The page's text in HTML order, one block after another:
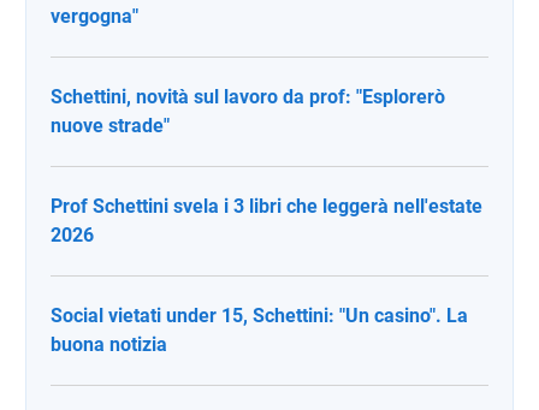
vergogna"
Schettini, novità sul lavoro da prof: "Esplorerò
nuove strade"
Prof Schettini svela i 3 libri che leggerà nell'estate
2026
Social vietati under 15, Schettini: "Un casino". La
buona notizia